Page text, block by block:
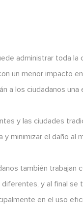
administrar toda
un menor impacto
a los ciudadanos
y las ciudades
y minimizar el daño al
también trabajan
y al final se
en el uso